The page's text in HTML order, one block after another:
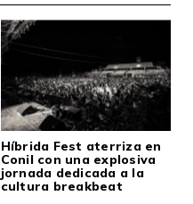
Híbrida Fest aterriza en
Conil con una explosiva
jornada dedicada a la
cultura breakbeat